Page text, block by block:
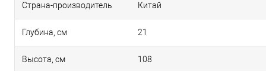
Страна-производитель Китай
Глубина, см 21
Высота, см 108